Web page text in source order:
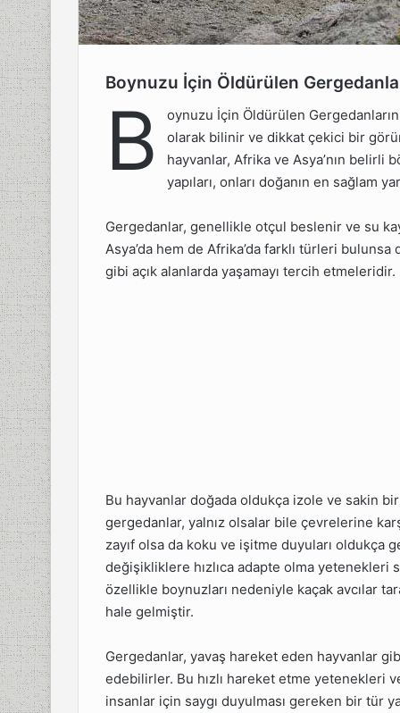
Yavru
Bilgi
İhtiyaç
Boynuzu İçin Öldürülen
B
oynuzu İçin Öldürülen
olarak bilinir ve dikkat çekici bir
hayvanlar, Afrika ve Asya’nın belirli
yapıları, onları doğanın en sağlam
Gergedanlar, genellikle otçul beslenir ve su
Asya’da hem de Afrika’da farklı türleri
gibi açık alanlarda yaşamayı tercih etmeleridir.
Bu hayvanlar doğada oldukça izole ve sakin
gergedanlar, yalnız olsalar bile çevrelerine
zayıf olsa da koku ve işitme duyuları
değişikliklere hızlıca adapte olma yetenekleri
özellikle boynuzları nedeniyle kaçak avcılar
hale gelmiştir.
Gergedanlar, yavaş hareket eden hayvanlar
edebilirler. Bu hızlı hareket etme yetenekleri
insanlar için saygı duyulması gereken bir tür